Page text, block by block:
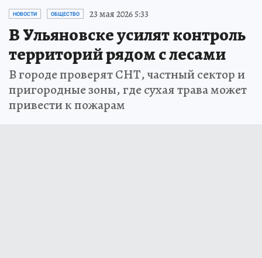
НОВОСТИ ОБЩЕСТВО 23 мая 2026 5:33
В Ульяновске усилят контроль
территорий рядом с лесами
В городе проверят СНТ, частный сектор и
пригородные зоны, где сухая трава может
привести к пожарам